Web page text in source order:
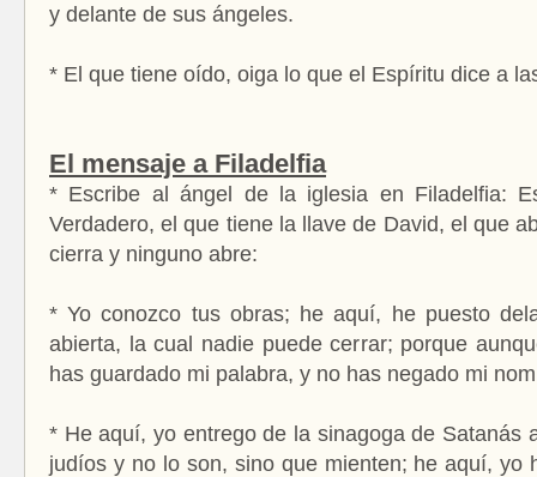
y delante de sus ángeles.
* El que tiene oído, oiga lo que el Espíritu dice a
El mensaje a Filadelfia
* Escribe al ángel de la iglesia en Filadelfia:
Verdadero, el que tiene la llave de David, el que
cierra y ninguno abre:
* Yo conozco tus obras; he aquí, he puesto
abierta, la cual nadie puede cerrar; porque
has guardado mi palabra, y no has negado mi
* He aquí, yo entrego de la sinagoga de Satanás
judíos y no lo son, sino que mienten; he aquí, yo